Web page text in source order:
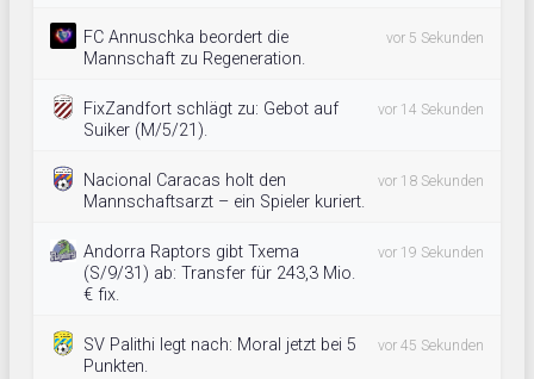
FC Annuschka beordert die
Mannschaft zu Regeneration.
vor 5 Sekunden
FixZandfort schlägt zu: Gebot auf
Suiker (M/5/21).
vor 14 Sekunden
Nacional Caracas holt den
Mannschaftsarzt – ein Spieler kuriert.
vor 18 Sekunden
Andorra Raptors gibt Txema
(S/9/31) ab: Transfer für 243,3 Mio.
€ fix.
vor 19 Sekunden
SV Palithi legt nach: Moral jetzt bei 5
Punkten.
vor 45 Sekunden